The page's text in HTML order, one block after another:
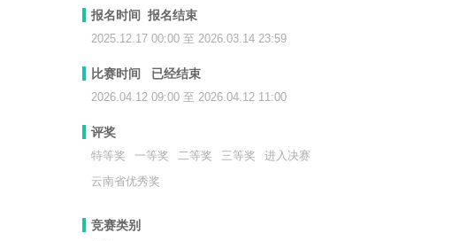
报名时间 报名结束
2025.12.17 00:00 至 2026.03.14 23:59
比赛时间 已经结束
2026.04.12 09:00 至 2026.04.12 11:00
评奖
特等奖 一等奖 二等奖 三等奖
进入决赛
云南省优秀奖
竞赛类别